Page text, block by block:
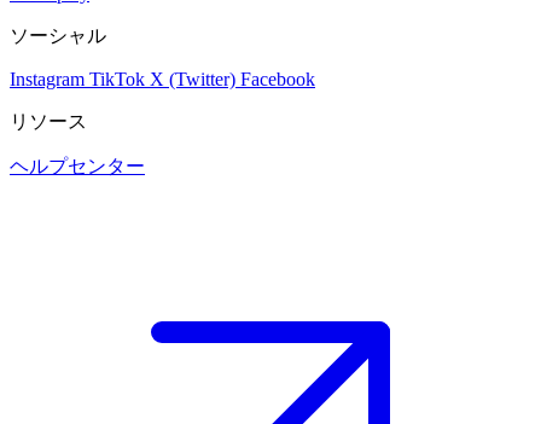
ソーシャル
Instagram TikTok X (Twitter) Facebook
リソース
ヘルプセンター